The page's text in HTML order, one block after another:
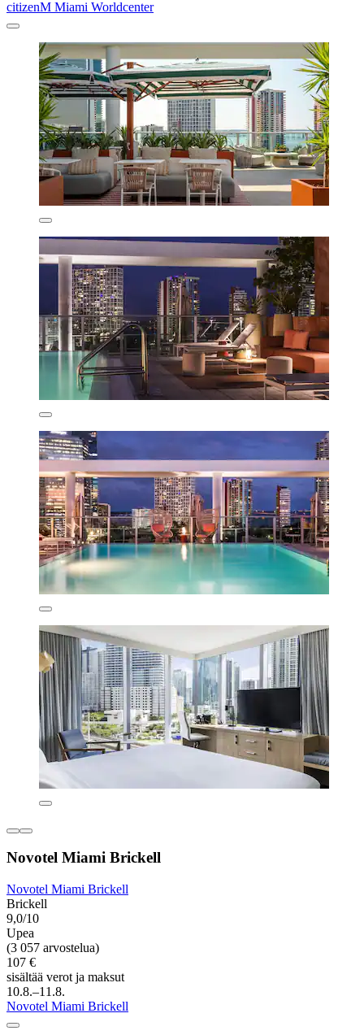
citizenM Miami Worldcenter
Novotel Miami Brickell
Novotel Miami Brickell
Brickell
9,0/10
Upea
(3 057 arvostelua)
107 €
sisältää verot ja maksut
10.8.–11.8.
Novotel Miami Brickell